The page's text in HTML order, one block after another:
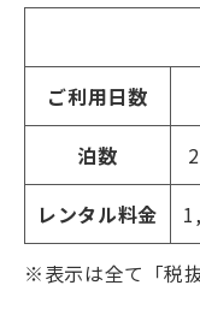
ご利用日数
泊数
レンタル料金
※表示は全て「税